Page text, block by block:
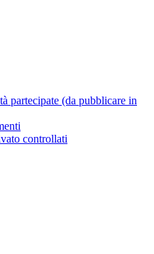
partecipate (da pubblicare in
controllati